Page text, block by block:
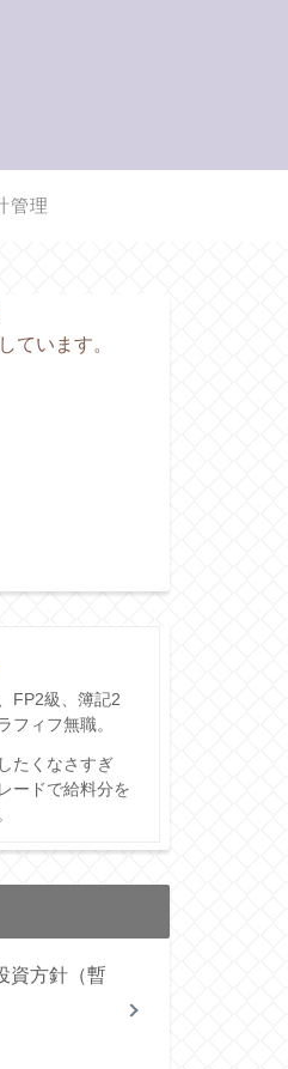
管理
ています。
FP2級、簿記2
フィフ無職。
たくなさすぎ
ードで給料分を
資方針（暫